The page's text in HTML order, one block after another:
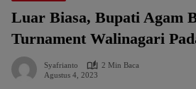
Luar Biasa, Bupati Agam
Turnament Walinagari
Syafrianto
2 Min Baca
Agustus 4, 2023